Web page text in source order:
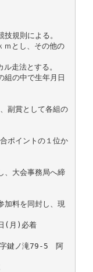
規則による。
とし、その他の
走法とする。
の中で生年月日
副賞として各組の
ポイントの１位か
大会事務局へ締
料を同封し、現
(月)必着
鍵ノ滝79-5 阿